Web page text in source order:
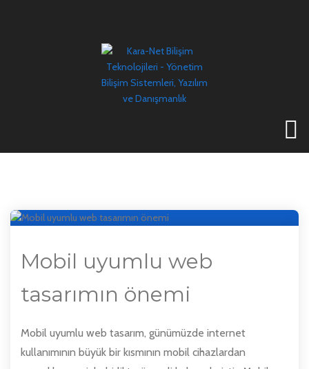
Mobil uyumlu web
tasarımın önemi
Mobil uyumlu web tasarım, günümüzde internet
kullanımının büyük bir kısmının mobil cihazlardan